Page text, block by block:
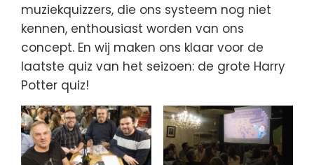
muziekquizzers, die ons systeem nog niet
kennen, enthousiast worden van ons
concept. En wij maken ons klaar voor de
laatste quiz van het seizoen: de grote Harry
Potter quiz!